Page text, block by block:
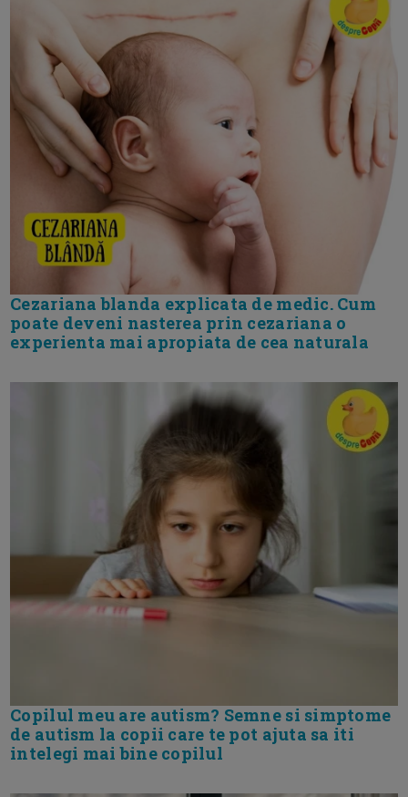
Cezariana blanda explicata de medic. Cum
poate deveni nasterea prin cezariana o
experienta mai apropiata de cea naturala
Copilul meu are autism? Semne si simptome
de autism la copii care te pot ajuta sa iti
intelegi mai bine copilul